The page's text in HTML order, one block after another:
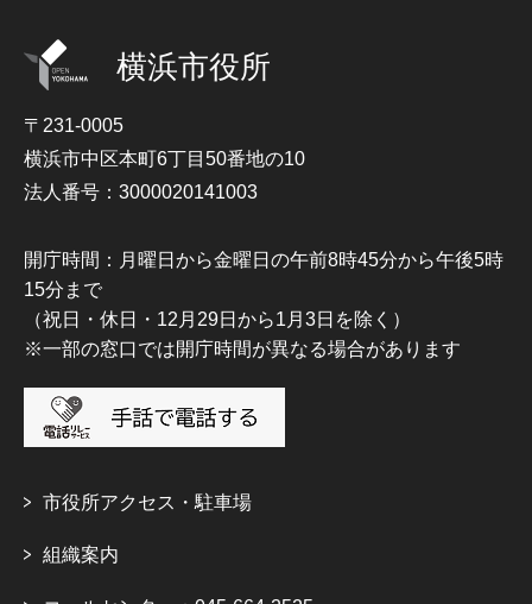
横浜市役所
〒231-0005
横浜市中区本町6丁目50番地の10
法人番号：3000020141003
開庁時間：月曜日から金曜日の午前8時45分から午後5時
15分まで
（祝日・休日・12月29日から1月3日を除く）
※一部の窓口では開庁時間が異なる場合があります
市役所アクセス・駐車場
組織案内